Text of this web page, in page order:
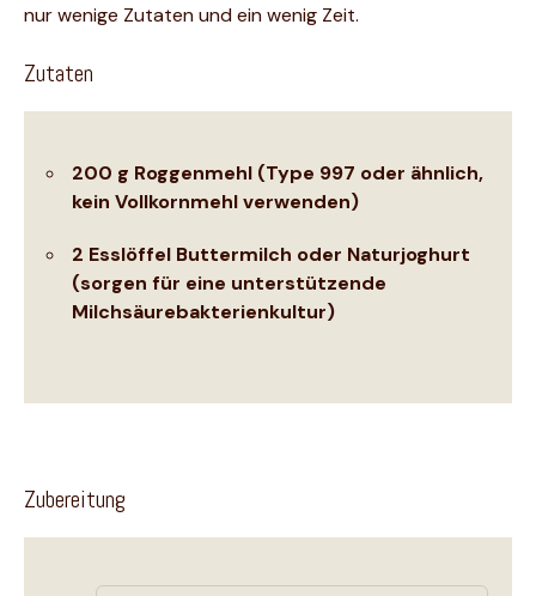
nur wenige Zutaten und ein wenig Zeit.
Zutaten
200 g Roggenmehl (Type 997 oder ähnlich,
kein Vollkornmehl verwenden)
2 Esslöffel Buttermilch oder Naturjoghurt
(sorgen für eine unterstützende
Milchsäurebakterienkultur)
Zubereitung